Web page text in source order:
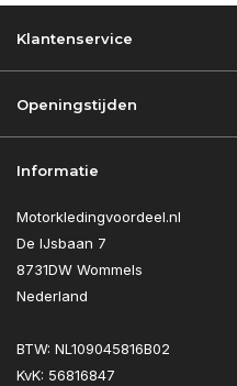
Klantenservice
Openingstijden
Informatie
Motorkledingvoordeel.nl
De IJsbaan 7
8731DW Wommels
Nederland
BTW: NL109045816B02
KvK: 56816847